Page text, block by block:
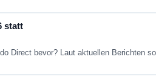
statt
Direct bevor? Laut aktuellen Berichten